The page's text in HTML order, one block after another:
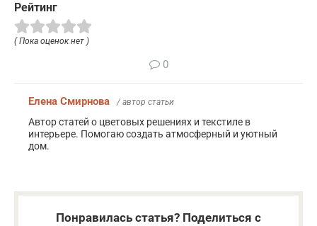
Рейтинг
( Пока оценок нет )
0
Елена Смирнова / автор статьи
Автор статей о цветовых решениях и текстиле в
интерьере. Помогаю создать атмосферный и уютный
дом.
Понравилась статья? Поделиться с